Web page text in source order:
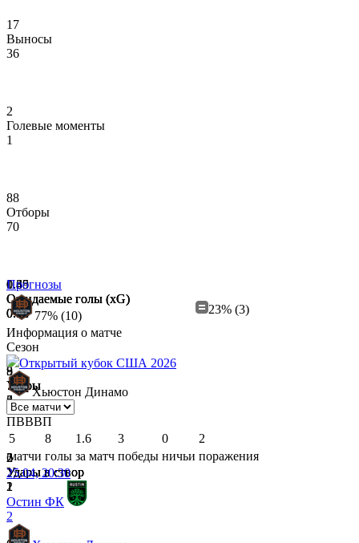
17
Выносы
36
2
Голевые моменты
1
88
Отборы
70
1.35
Ожидаемые голы (xG)
0.08
8
Удары
2
2
Удары в створ
1
0.65
Ожидаемые голы (xG)
0.96
5
Удары
6
2
Удары в створ
1
0.49
Ожидаемые голы (xG)
0.42
9
Удары
4
6
Удары в створ
2
Прогнозы
77% (10)
23% (3)
Информация о матче
Сезон
Открытый кубок США 2026
Хьюстон Динамо
ПВВВП
5
8 1.6 3 0
2
матчи голы за матч победы ничьи поражения
25.04, 20:30
Остин ФК
2